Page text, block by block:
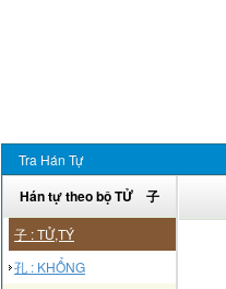
Tra Hán Tự
Hán tự theo bộ TỬ 子
子 : TỬ,TÝ
孔 : KHỔNG